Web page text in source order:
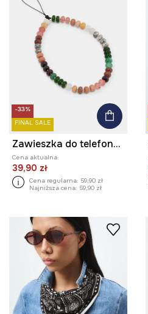
-33%
FINAL SALE
Zawieszka do telefonu z kamieniem naturalnym
Cena aktualna:
39,90 zł
Cena regularna: 59,90 zł
Najniższa cena: 59,90 zł